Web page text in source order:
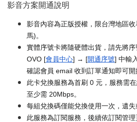
影音方案開通說明
影音內容為正版授權，限台灣地區收
馬)。
實體序號卡將隨硬體出貨，請先將
OVO [會員中心] → [開通序號] 中輸
確認會員 email 收到訂單通知即可開
此卡兌換服務為首刷 0 元，服務需
至少需 20Mbps。
每組兌換碼僅能兌換使用一次，遺失
此服務為訂閱服務，後續依訂閱管